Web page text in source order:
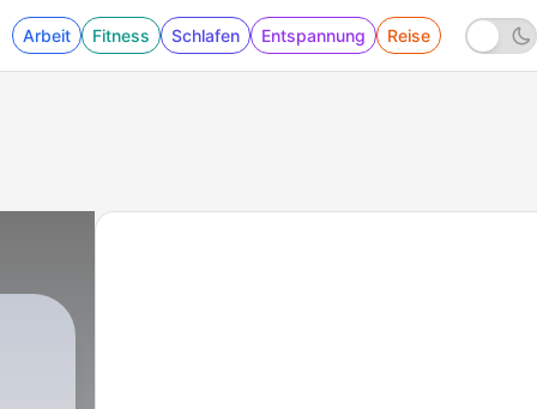
Arbeit Fitness Schlafen Entspannung Reise